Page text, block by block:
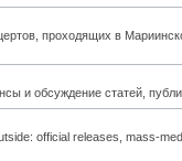
проходящих в
и обсуждение статей,
official releases, mass-